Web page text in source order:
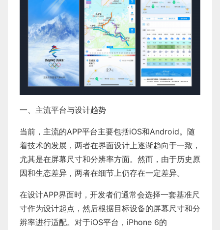
一、主流平台与设计趋势
当前，主流的APP平台主要包括iOS和Android。随
着技术的发展，两者在界面设计上逐渐趋向于一致，
尤其是在屏幕尺寸和分辨率方面。然而，由于历史原
因和生态差异，两者在细节上仍存在一定差异。
在设计APP界面时，开发者们通常会选择一套基准尺
寸作为设计起点，然后根据目标设备的屏幕尺寸和分
辨率进行适配。对于iOS平台，iPhone 6的